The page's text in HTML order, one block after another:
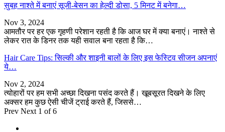
सुबह नाश्ते में बनाएं सूजी-बेसन का हेल्दी डोसा, 5 मिनट में बनेगा…
Nov 3, 2024
आमतौर पर हर एक गृहणी परेशान रहती है कि आज घर में क्या बनाएं। नाश्ते से
लेकर रात के डिनर तक यही सवाल बना रहता है कि…
Hair Care Tips: सिल्की और शाइनी बालों के लिए इस फेस्टिव सीजन अपनाएं
ये…
Nov 2, 2024
त्योहारों पर हम सभी अच्छा दिखना पसंद करते हैं। खूबसूरत दिखने के लिए
अक्सर हम कुछ ऐसी चीजें ट्राई करते हैं, जिससे…
Prev Next 1 of 6